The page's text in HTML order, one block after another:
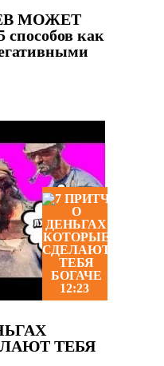
МОЖЕТ
как
12:23
ТЕБЯ